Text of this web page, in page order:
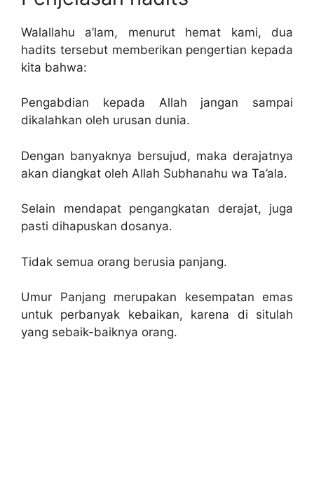
Walallahu a’lam, menurut hemat kami, dua
hadits tersebut memberikan pengertian kepada
kita bahwa:
Pengabdian kepada Allah jangan sampai
dikalahkan oleh urusan dunia.
Dengan banyaknya bersujud, maka derajatnya
akan diangkat oleh Allah Subhanahu wa Ta’ala.
Selain mendapat pengangkatan derajat, juga
pasti dihapuskan dosanya.
Tidak semua orang berusia panjang.
Umur Panjang merupakan kesempatan emas
untuk perbanyak kebaikan, karena di situlah
yang sebaik-baiknya orang.